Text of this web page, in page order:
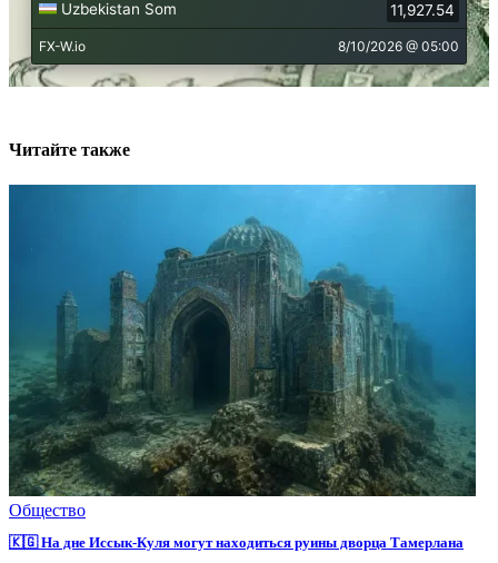
Читайте также
Общество
🇰🇬 На дне Иссык-Куля могут находиться руины дворца Тамерлана